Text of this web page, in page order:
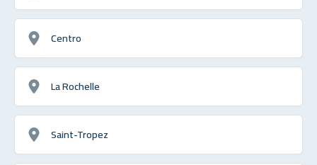
Centro
La Rochelle
Saint-Tropez